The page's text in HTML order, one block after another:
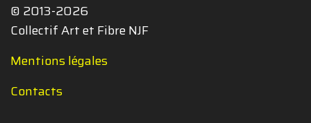
© 2013-2026
Collectif Art et Fibre NJF
Mentions légales
Contacts